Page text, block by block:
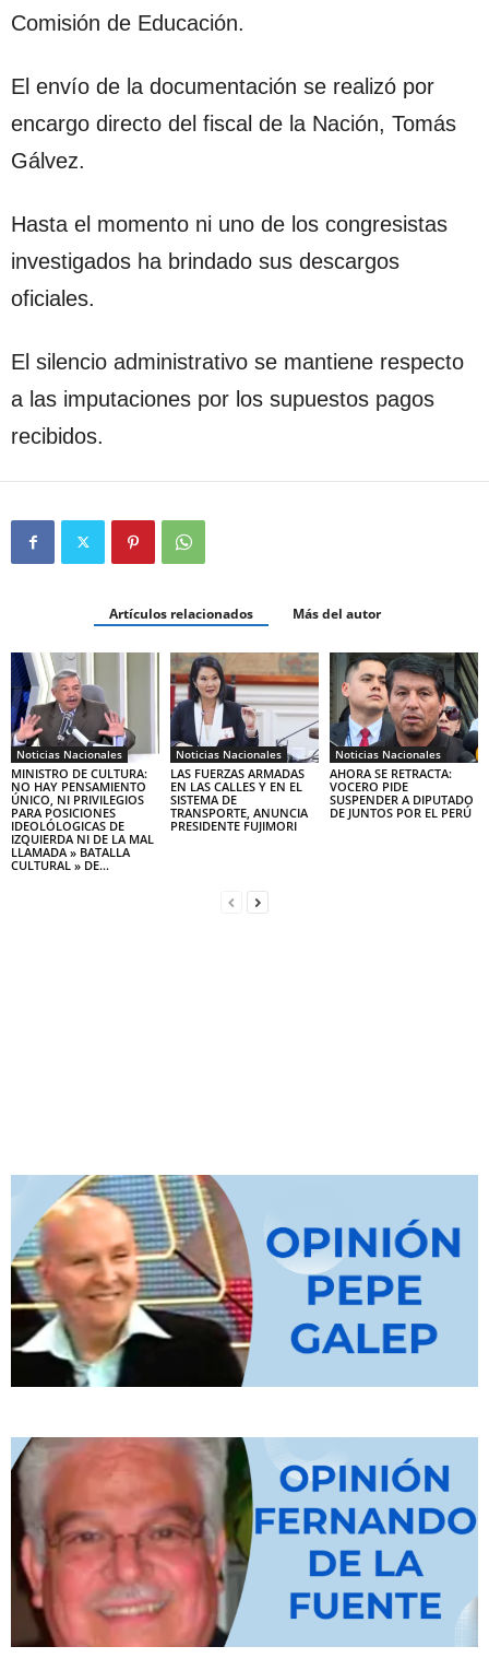
Comisión de Educación.
El envío de la documentación se realizó por
encargo directo del fiscal de la Nación, Tomás
Gálvez.
Hasta el momento ni uno de los congresistas
investigados ha brindado sus descargos
oficiales.
El silencio administrativo se mantiene respecto
a las imputaciones por los supuestos pagos
recibidos.
Artículos relacionados Más del autor
Noticias Nacionales
MINISTRO DE CULTURA:
NO HAY PENSAMIENTO
ÚNICO, NI PRIVILEGIOS
PARA POSICIONES
IDEOLÓLOGICAS DE
IZQUIERDA NI DE LA MAL
LLAMADA » BATALLA
CULTURAL » DE...
Noticias Nacionales
LAS FUERZAS ARMADAS
EN LAS CALLES Y EN EL
SISTEMA DE
TRANSPORTE, ANUNCIA
PRESIDENTE FUJIMORI
Noticias Nacionales
AHORA SE RETRACTA:
VOCERO PIDE
SUSPENDER A DIPUTADO
DE JUNTOS POR EL PERÚ